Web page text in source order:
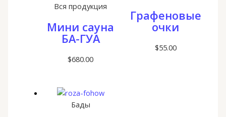
Вся продукция
Мини сауна
БА-ГУА
$680.00
Графеновые
очки
$55.00
Бады